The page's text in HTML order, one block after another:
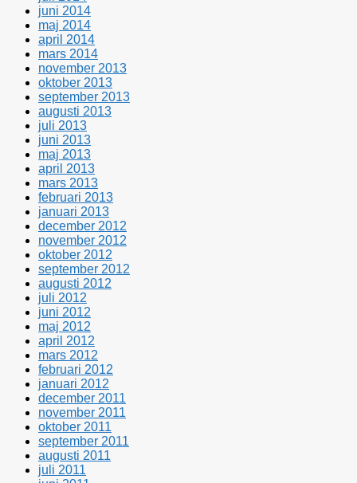
juni 2014
maj 2014
april 2014
mars 2014
november 2013
oktober 2013
september 2013
augusti 2013
juli 2013
juni 2013
maj 2013
april 2013
mars 2013
februari 2013
januari 2013
december 2012
november 2012
oktober 2012
september 2012
augusti 2012
juli 2012
juni 2012
maj 2012
april 2012
mars 2012
februari 2012
januari 2012
december 2011
november 2011
oktober 2011
september 2011
augusti 2011
juli 2011